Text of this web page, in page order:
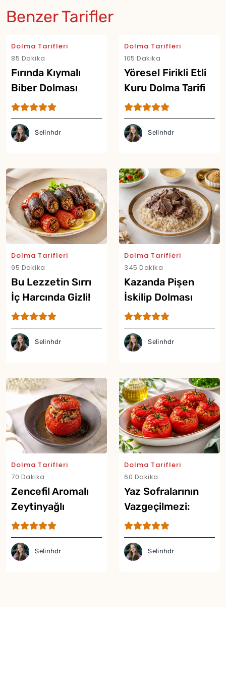
Benzer Tarifler
Dolma Tarifleri
85 Dakika
Fırında Kıymalı
Biber Dolması
Tarifi
Selinhdr
Dolma Tarifleri
105 Dakika
Yöresel Firikli Etli
Kuru Dolma Tarifi
Selinhdr
Dolma Tarifleri
95 Dakika
Bu Lezzetin Sırrı
İç Harcında Gizli!
Fıstıklı Zeytinyağlı
Kuru Dolma Tarifi
Selinhdr
Dolma Tarifleri
345 Dakika
Kazanda Pişen
İskilip Dolması
Tarifi
Selinhdr
Dolma Tarifleri
70 Dakika
Zencefil Aromalı
Zeytinyağlı
Domates Dolması
Tarifi
Selinhdr
Dolma Tarifleri
60 Dakika
Yaz Sofralarının
Vazgeçilmezi:
Domates Dolması
Tarifi
Selinhdr